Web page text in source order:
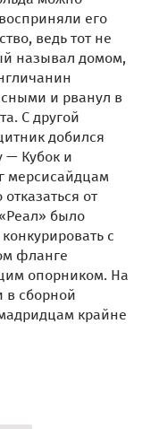
его
ведь тот не
называл домом,
и рванул в
С другой
добился
— Кубок и
мерсисайдцам
от
было
с
фланге
опорником. На
в сборной
крайне